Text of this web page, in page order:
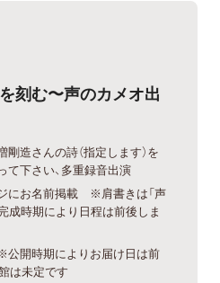
刻む〜声のカメオ出
造さんの詩（指定します）を
て下さい、多重録音出演
にお名前掲載 ※肩書きは「声
成時期により日程は前後しま
開時期によりお届け日は前
は未定です